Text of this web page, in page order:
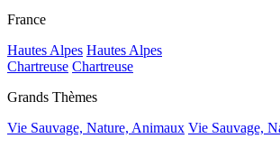
France
Hautes Alpes Hautes Alpes
Chartreuse Chartreuse
Grands Thèmes
Vie Sauvage, Nature, Animaux Vie Sauvage,